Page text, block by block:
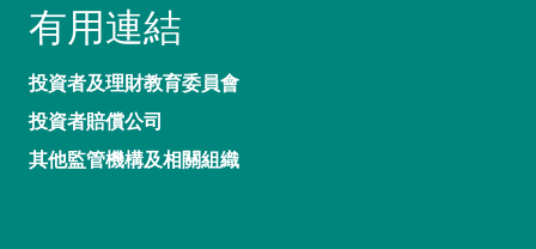
有用連結
投資者及理財教育委員會
投資者賠償公司
其他監管機構及相關組織